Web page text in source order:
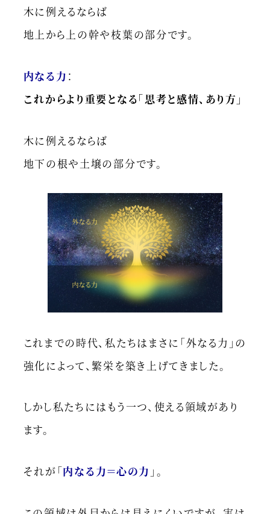
木に例えるならば
地上から上の幹や枝葉の部分です。
内なる力 ：
これからより重要となる「思考と感情、あり方」
木に例えるならば
地下の根や土壌の部分です。
これまでの時代、私たちはまさに「外なる力」の
強化によって、繁栄を築き上げてきました。
しかし私たちにはもう一つ、使える領域があり
ます。
それが「内なる力＝心の力 」。